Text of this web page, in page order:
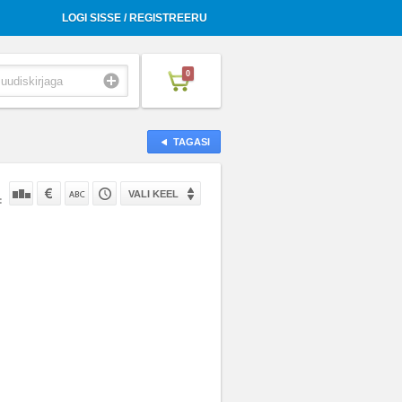
LOGI SISSE / REGISTREERU
0
TAGASI
VALI KEEL